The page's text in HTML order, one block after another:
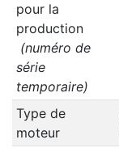
pour la
production
(numéro de
série
temporaire)
Type de
moteur